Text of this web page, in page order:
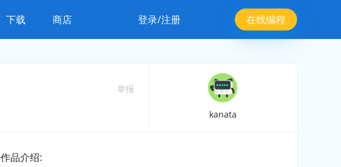
下载 商店 登录/注册 在线编程
举报
kanata
作品介绍: